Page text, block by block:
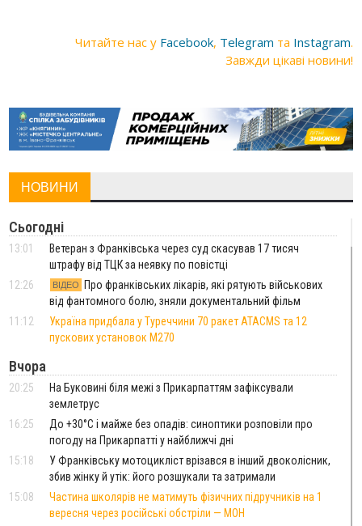
Читайте нас у Facebook, Telegram та Instagram.
Завжди цікаві новини!
НОВИНИ
Сьогодні
13:01
Ветеран з Франківська через суд скасував 17 тисяч
штрафу від ТЦК за неявку по повістці
12:26
ВІДЕО
Про франківських лікарів, які рятують військових
від фантомного болю, зняли документальний фільм
11:12
Україна придбала у Туреччини 70 ракет ATACMS та 12
пускових установок M270
Вчора
20:25
На Буковині біля межі з Прикарпаттям зафіксували
землетрус
16:25
До +30°C і майже без опадів: синоптики розповіли про
погоду на Прикарпатті у найближчі дні
15:18
У Франківську мотоцикліст врізався в інший двоколісник,
збив жінку й утік: його розшукали та затримали
15:08
Частина школярів не матимуть фізичних підручників на 1
вересня через російські обстріли — МОН